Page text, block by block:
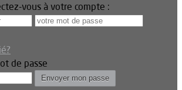
vous à votre compte :
de passe